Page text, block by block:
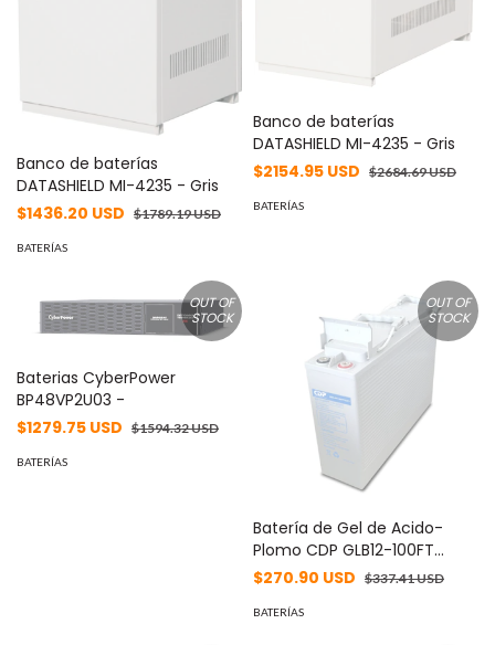
Banco de baterías
DATASHIELD MI-4235 - Gris
$1436.20 USD $1789.19 USD
BATERÍAS
Banco de baterías
DATASHIELD MI-4235 - Gris
$2154.95 USD $2684.69 USD
BATERÍAS
OUT OF
STOCK
Baterias CyberPower
BP48VP2U03 -
$1279.75 USD $1594.32 USD
BATERÍAS
OUT OF
STOCK
Batería de Gel de Acido-
Plomo CDP GLB12-100FT
Batería de Gel acido-plomo
atornillables de montaje
$270.90 USD $337.41 USD
BATERÍAS